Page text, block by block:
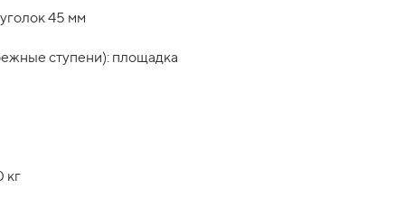
45 мм
ступени): площадка
кг